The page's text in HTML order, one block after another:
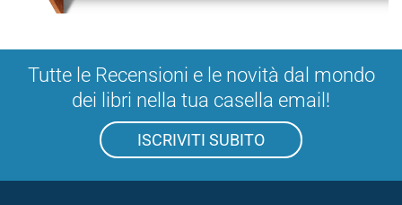
Tutte le Recensioni e le novità dal mondo
dei libri nella tua casella email!
ISCRIVITI SUBITO